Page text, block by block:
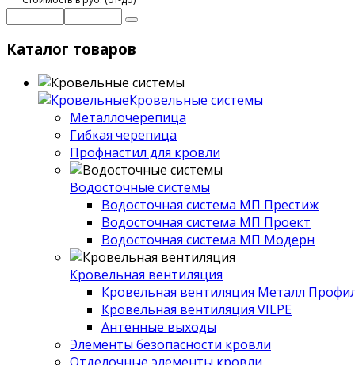
Каталог товаров
Кровельные системы
Металлочерепица
Гибкая черепица
Профнастил для кровли
Водосточные системы
Водосточная система МП Престиж
Водосточная система МП Проект
Водосточная система МП Модерн
Кровельная вентиляция
Кровельная вентиляция Металл
Кровельная вентиляция VILPE
Антенные выходы
Элементы безопасности кровли